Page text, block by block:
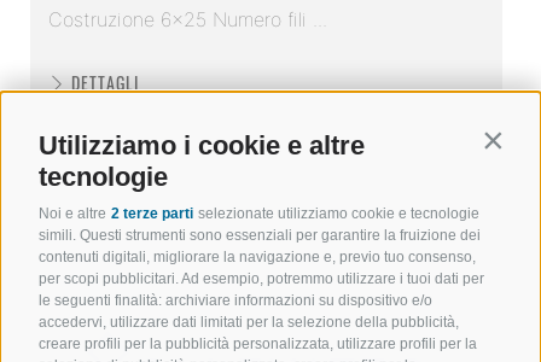
Utilizziamo i cookie e altre
tecnologie
Noi e altre 2 terze parti selezionate utilizziamo cookie e tecnologie
simili. Questi strumenti sono essenziali per garantire la fruizione dei
contenuti digitali, migliorare la navigazione e, previo tuo consenso,
per scopi pubblicitari. Ad esempio, potremmo utilizzare i tuoi dati per
le seguenti finalità: archiviare informazioni su dispositivo e/o
accedervi, utilizzare dati limitati per la selezione della pubblicità,
creare profili per la pubblicità personalizzata, utilizzare profili per la
Costruzione 6x25 Numero fili ...
DETTAGLI